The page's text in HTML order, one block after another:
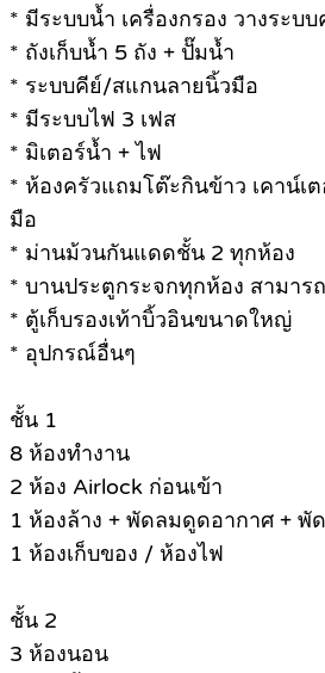
* มีระบบน้ำ เครื่องกรอง วางระบ
* ถังเก็บน้ำ 5 ถัง + ปั๊มน้ำ
* ระบบคีย์/สแกนลายนิ้วมือ
* มีระบบไฟ 3 เฟส
* มิเตอร์น้ำ + ไฟ
* ห้องครัวแถมโต๊ะกินข้าว เคาน์เ
มือ
* ม่านม้วนกันแดดชั้น 2 ทุกห้อง
* บานประตูกระจกทุกห้อง สามาร
* ตู้เก็บรองเท้าบิ้วอินขนาดใหญ่
* อุปกรณ์อื่นๆ
ชั้น 1
8 ห้องทำงาน
2 ห้อง Airlock ก่อนเข้า
1 ห้องล้าง + พัดลมดูดอากาศ + พั
1 ห้องเก็บของ / ห้องไฟ
ชั้น 2
3 ห้องนอน